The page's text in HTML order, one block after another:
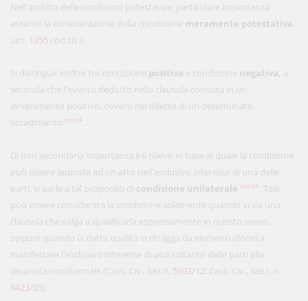
Nell'ambito delle condizioni potestative, particolare importanza
assume la considerazione della condizione meramente potestativa
(art. 1355 cod.civ.).
Si distingue inoltre tra condizione positiva e condizione negativa, a
seconda che l'evento dedotto nella clausola consista in un
avvenimento positivo, ovvero nel difetto di un determinato
accadimentonota4
Di non secondaria importanza è il rilievo in base al quale la condizione
può essere apposta ad un atto nell'esclusivo interesse di una delle
parti: si parla a tal proposito di condizione unilaterale nota5
. Tale
può essere considerata la condizione solamente quando vi sia una
clausola che valga a qualificarla espressamente in questo senso,
oppure quando la detta qualità si ritragga da elementi idonei a
manifestare l'esclusivo interesse di una soltanto delle parti alla
dinamica condizionale (Cass. Civ., Sez.II, 5692/12; Cass. Civ., Sez.I, n.
6423/03).